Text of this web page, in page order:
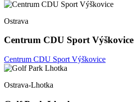
Ostrava
Centrum CDU Sport Výškovice
Centrum CDU Sport Výškovice
Ostrava-Lhotka